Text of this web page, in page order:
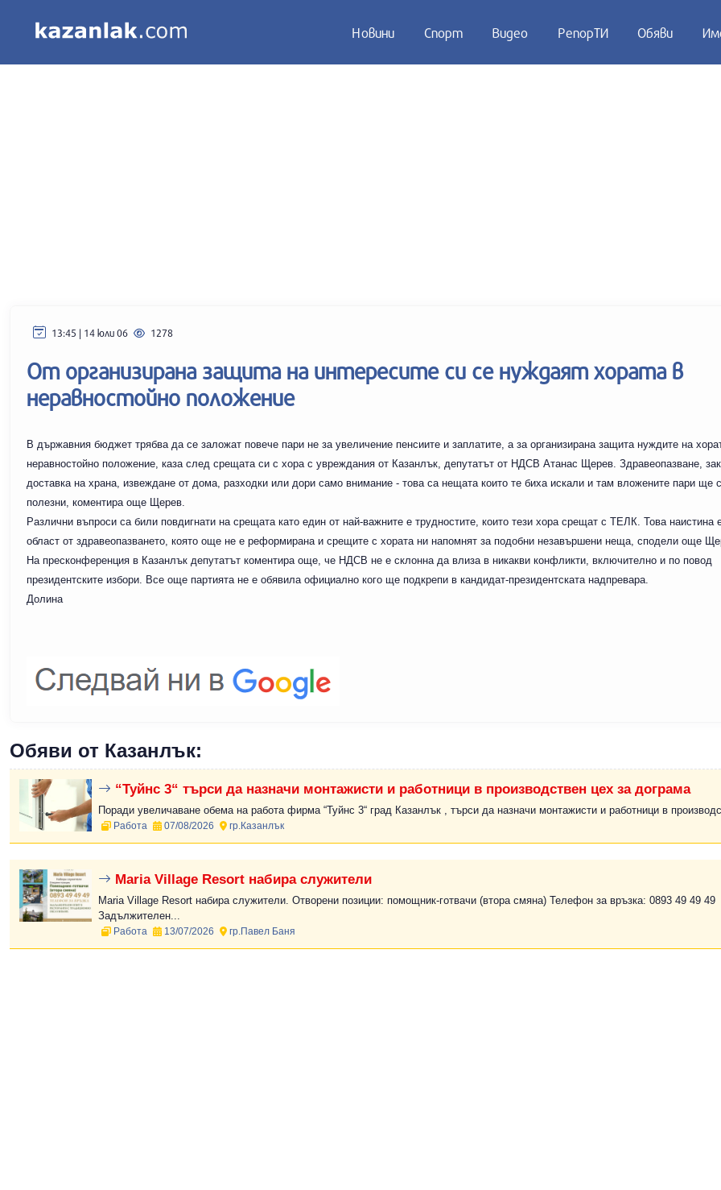
Новини Спорт Видео РепорТИ Обяви
13:45 | 14 юли 06 1278
От организирана защита на интересите си се нуждаят хората в
неравностойно положение
В държавния бюджет трябва да се заложат повече пари не за увеличение пенсиите и заплатите, а за организирана защита нуждите на
неравностойно положение, каза след срещата си с хора с увреждания от Казанлък, депутатът от НДСВ Атанас Щерев. Здравеопазване,
доставка на храна, извеждане от дома, разходки или дори само внимание - това са нещата които те биха искали и там вложените пари ще
полезни, коментира още Щерев.
Различни въпроси са били повдигнати на срещата като един от най-важните е трудностите, които тези хора срещат с ТЕЛК. Това наистина
област от здравеопазването, която още не е реформирана и срещите с хората ни напомнят за подобни незавършени неща, сподели още
На пресконференция в Казанлък депутатът коментира още, че НДСВ не е склонна да влиза в никакви конфликти, включително и по повод
президентските избори. Все още партията не е обявила официално кого ще подкрепи в кандидат-президентската надпревара.
Долина
Обяви от Казанлък:
“Туйнс 3“ търси да назначи монтажисти и работници в производствен цех за дограма
Поради увеличаване обема на работа фирма “Туйнс 3“ град Казанлък , търси да назначи монтажисти и работници в
Работа 07/08/2026 гр.Казанлък
Maria Village Resort набира служители
Maria Village Resort набира служители. Отворени позиции: помощник-готвачи (втора смяна) Телефон за връзка: 0893 49 49 49
Задължителен...
Работа 13/07/2026 гр.Павел Баня